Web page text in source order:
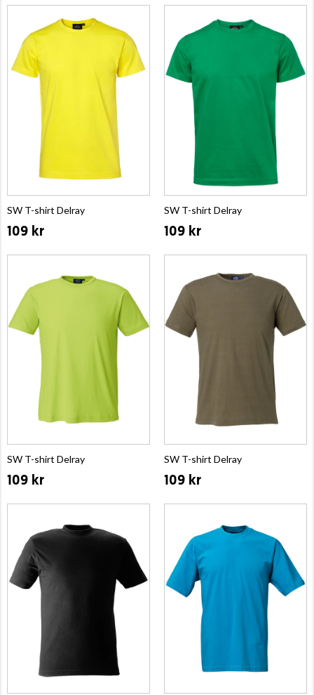
SW T-shirt Delray
109 kr
SW T-shirt Delray
109 kr
SW T-shirt Delray
109 kr
SW T-shirt Delray
109 kr